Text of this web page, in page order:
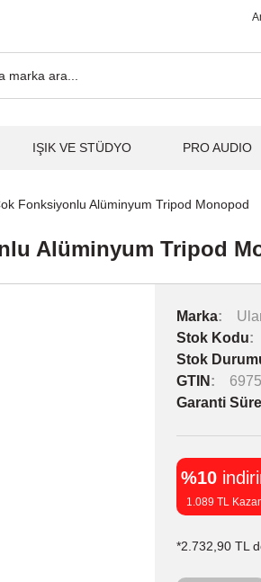
IŞIK VE STÜDYO PRO AUDIO
Fonksiyonlu Alüminyum Tripod Monopod
Alüminyum Tripod
Marka
Stok Kodu
Stok
GTIN
Garanti
%10
1.089 TL
*2.732,90 TL
Kargo Ücretsiz... 2.000₺